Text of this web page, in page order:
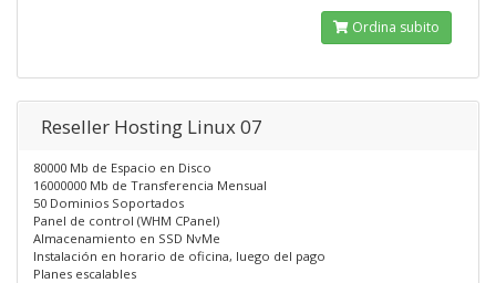
Ordina subito
Reseller Hosting Linux 07
80000 Mb de Espacio en Disco
16000000 Mb de Transferencia Mensual
50 Dominios Soportados
Panel de control (WHM CPanel)
Almacenamiento en SSD NvMe
Instalación en horario de oficina, luego del pago
Planes escalables